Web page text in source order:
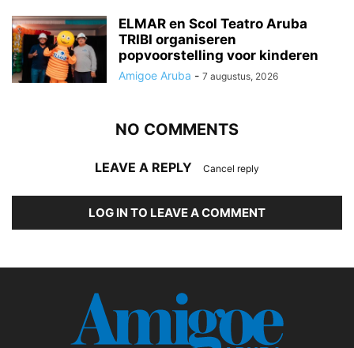
ELMAR en Scol Teatro Aruba
TRIBI organiseren
popvoorstelling voor kinderen
Amigoe Aruba - 7 augustus, 2026
NO COMMENTS
LEAVE A REPLY Cancel reply
LOG IN TO LEAVE A COMMENT